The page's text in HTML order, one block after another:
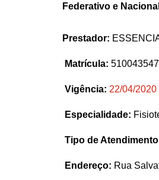
Federativo e Nacional
Prestador:
Matrícula: 510043547
Vigência: 22/04/2020
Especialidade:
Tipo de
Endereço: Rua